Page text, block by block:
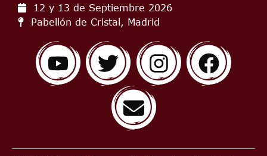
12 y 13 de Septiembre 2026
Pabellón de Cristal, Madrid